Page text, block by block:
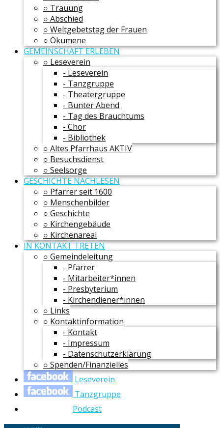
○ Trauung
○ Abschied
○ Weltgebetstag der Frauen
○ Ökumene
GEMEINSCHAFT ERLEBEN
○ Leseverein
- Leseverein
- Tanzgruppe
- Theatergruppe
- Bunter Abend
- Tag des Brauchtums
- Chor
- Bibliothek
○ Altes Pfarrhaus AKTIV
○ Besuchsdienst
○ Seelsorge
GESCHICHTE NACHLESEN
○ Pfarrer seit 1600
○ Menschenbilder
○ Geschichte
○ Kirchengebäude
○ Kirchenareal
IN KONTAKT TRETEN
○ Gemeindeleitung
- Pfarrer
- Mitarbeiter*innen
- Presbyterium
- Kirchendiener*innen
○ Links
○ Kontaktinformation
- Kontakt
- Impressum
- Datenschutzerklärung
○ Spenden/Finanzielles
Leseverein
Tanzgruppe
Podcast